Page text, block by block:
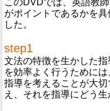
このDVDでは、英語教
がポイントであるかを
した。
step1
文法の特徴を生かした
を効率よく行うために
指導を考えることが大
え、それを指導にどう生